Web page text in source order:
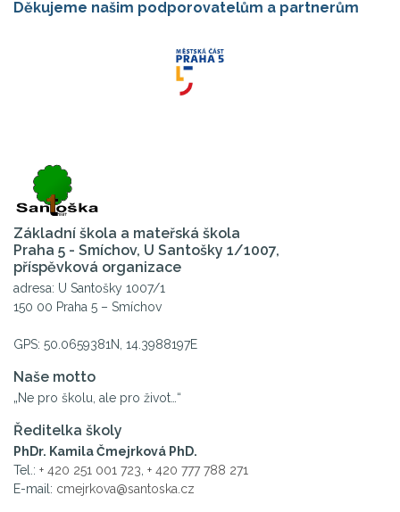
Děkujeme našim podporovatelům a partnerům
Základní škola a mateřská škola
Praha 5 - Smíchov, U Santošky 1/1007,
příspěvková organizace
adresa: U Santošky 1007/1
150 00 Praha 5 – Smíchov
GPS: 50.0659381N, 14.3988197E
Naše motto
„Ne pro školu, ale pro život…“
Ředitelka školy
PhDr. Kamila Čmejrková PhD.
Tel.: + 420 251 001 723, + 420 777 788 271
E-mail: cmejrkova@santoska.cz